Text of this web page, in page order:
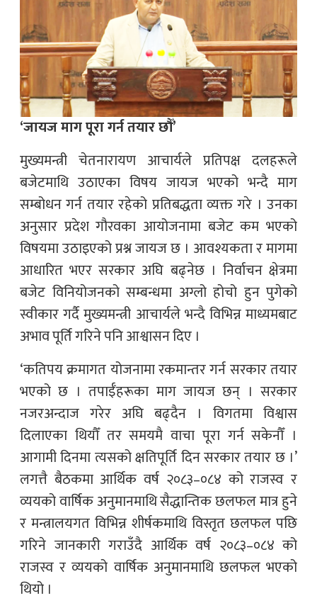
‘जायज माग पूरा गर्न तयार छौँ’
मुख्यमन्त्री चेतनारायण आचार्यले प्रतिपक्ष दलहरूले
बजेटमाथि उठाएका विषय जायज भएको भन्दै माग
सम्बोधन गर्न तयार रहेको प्रतिबद्धता व्यक्त गरे । उनका
अनुसार प्रदेश गौरवका आयोजनामा बजेट कम भएको
विषयमा उठाइएको प्रश्न जायज छ । आवश्यकता र मागमा
आधारित भएर सरकार अघि बढ्नेछ । निर्वाचन क्षेत्रमा
बजेट विनियोजनको सम्बन्धमा अग्लो होचो हुन पुगेको
स्वीकार गर्दै मुख्यमन्त्री आचार्यले भन्दै विभिन्न माध्यमबाट
अभाव पूर्ति गरिने पनि आश्वासन दिए ।
‘कतिपय क्रमागत योजनामा रकमान्तर गर्न सरकार तयार
भएको छ । तपाईँहरूका माग जायज छन् । सरकार
नजरअन्दाज गरेर अघि बढ्दैन । विगतमा विश्वास
दिलाएका थियौँ तर समयमै वाचा पूरा गर्न सकेनौँ ।
आगामी दिनमा त्यसको क्षतिपूर्ति दिन सरकार तयार छ ।’
लगत्तै बैठकमा आर्थिक वर्ष २०८३–०८४ को राजस्व र
व्ययको वार्षिक अनुमानमाथि सैद्धान्तिक छलफल मात्र हुने
र मन्त्रालयगत विभिन्न शीर्षकमाथि विस्तृत छलफल पछि
गरिने जानकारी गराउँदै आर्थिक वर्ष २०८३–०८४ को
राजस्व र व्ययको वार्षिक अनुमानमाथि छलफल भएको
थियो ।